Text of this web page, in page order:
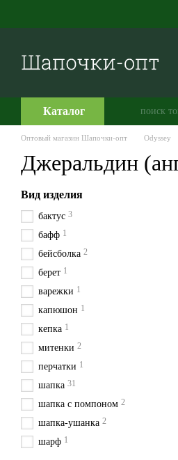
Каталог
Оптовый магазин Шапочки-опт Odyssey
Джеральдин
Вид изделия
бактус 3
бафф 1
бейсболка 2
берет 1
варежки 1
капюшон 1
кепка 1
митенки 2
перчатки 1
шапка 31
шапка с помпоном 2
шапка-ушанка 2
шарф 1